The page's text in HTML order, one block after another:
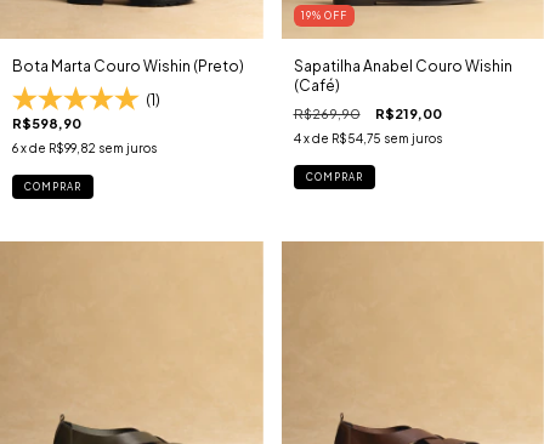
Bota Marta Couro Wishin (Preto)
(1)
R$598,90
6x de R$99,82 sem juros
COMPRAR
19% OFF
Sapatilha Anabel Couro Wishin
(Café)
R$269,90 R$219,00
4 x de R$54,75 sem juros
COMPRAR